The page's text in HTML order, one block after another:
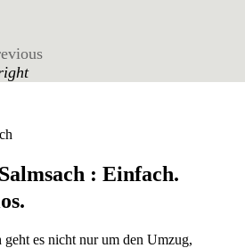
: Einfach.
es nicht nur um den Umzug,